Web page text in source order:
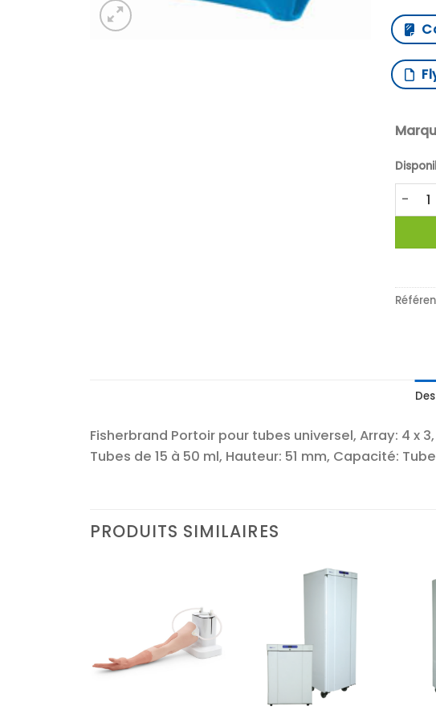
Fisherbrand Portoir pour tubes universel, Array: 4 x
Tubes de 15 à 50 ml, Hauteur: 51 mm, Capacité:
PRODUITS SIMILAIRES
Ajouter
à la liste
d’envies